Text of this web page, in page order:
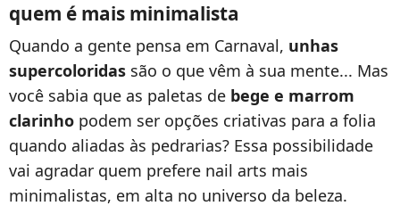
quem é mais minimalista
Quando a gente pensa em Carnaval, unhas
supercoloridas são o que vêm à sua mente... Mas
você sabia que as paletas de bege e marrom
clarinho podem ser opções criativas para a folia
quando aliadas às pedrarias? Essa possibilidade
vai agradar quem prefere nail arts mais
minimalistas, em alta no universo da beleza.